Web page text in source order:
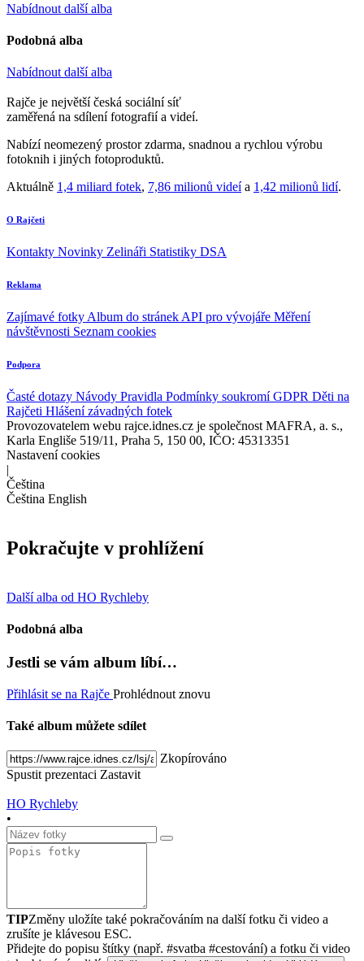
Nabídnout další alba
Podobná alba
Nabídnout další alba
Rajče je největší česká sociální síť
zaměřená na sdílení fotografií a videí.
Nabízí neomezený prostor zdarma, snadnou a rychlou výrobu
fotoknih i jiných fotoproduktů.
Aktuálně 1,4 miliard fotek, 7,86 milionů videía 1,42 milionů lidí.
O Rajčeti
Kontakty Novinky Zelináři Statistiky DSA
Reklama
Zajímavé fotky Album do stránek API pro vývojáře Měření
návštěvnosti Seznam cookies
Podpora
Časté dotazy Návody Pravidla Podmínky soukromíGDPR Děti na
Rajčeti Hlášení závadných fotek
Provozovatelem webu rajce.idnes.cz je společnost MAFRA, a. s.,
Karla Engliše 519/11, Praha 5, 150 00, IČO: 45313351
Nastavení cookies
|
Čeština
Čeština English
Pokračujte v prohlížení
Další alba od HO Rychleby
Podobná alba
Jestli se vám album líbí…
Přihlásit se na Rajče Prohlédnout znovu
Také album můžete sdílet
Zkopírováno
Spustit prezentaci Zastavit
HO Rychleby
•
TIPZměny uložíte také pokračováním na další fotku či video a
zrušíte je klávesou ESC.
Přidejte do popisu štítky (např. #svatba #cestování) a fotku či video